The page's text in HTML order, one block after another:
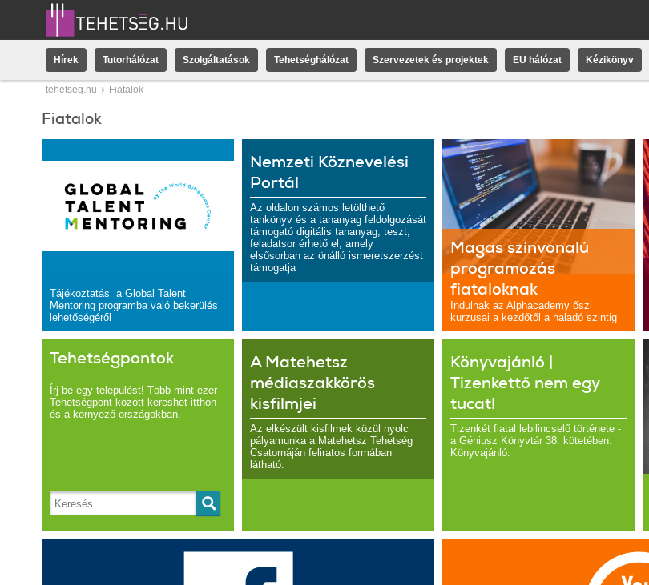
Hírek Tutorhálózat Szolgáltatások Tehetséghálózat Szervezetek és projektek EU hálózat Kézikönyv
tehetseg.hu Fiatalok
Fiatalok
Tájékoztatás a Global Talent
Mentoring programba való bekerülés
lehetőségéről
Nemzeti Köznevelési
Portál
Az oldalon számos letölthető
tankönyv és a tananyag feldolgozását
támogató digitális tananyag, teszt,
feladatsor érhető el, amely
elsősorban az önálló ismeretszerzést
támogatja
Magas színvonalú
programozás
fiataloknak
Indulnak az Alphacademy őszi
kurzusai a kezdőtől a haladó szintig
Tehetségpontok
Írj be egy települést! Több mint ezer
Tehetségpont között kereshet itthon
és a környező országokban.
A Matehetsz
médiaszakkörös
kisfilmjei
Az elkészült kisfilmek közül nyolc
pályamunka a Matehetsz Tehetség
Csatornáján feliratos formában
látható.
Könyvajánló |
Tizenkettő nem egy
tucat!
Tizenkét fiatal lebilincselő története -
a Géniusz Könyvtár 38. kötetében.
Könyvajánló.